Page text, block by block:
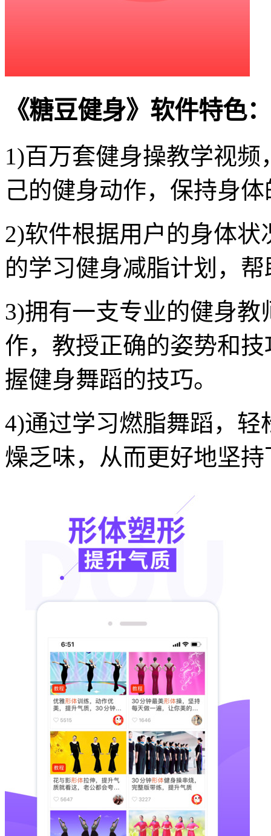
《糖豆健身》软件特色：
1)百万套健身操教学视
己的健身动作，保持身
2)软件根据用户的身体
的学习健身减脂计划，
3)拥有一支专业的健身
作，教授正确的姿势和
握健身舞蹈的技巧。
4)通过学习燃脂舞蹈，
燥乏味，从而更好地坚持